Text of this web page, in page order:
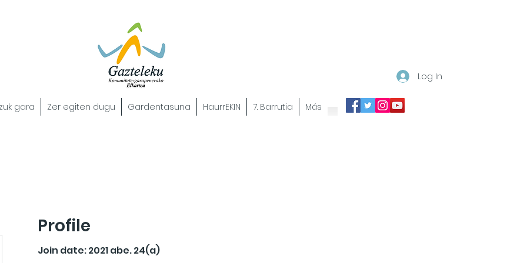
Log In
gara Zer egiten dugu Gardentasuna HaurrEKIN 7. Barrutia Más
Profile
Join date: 2021 abe. 24(a)